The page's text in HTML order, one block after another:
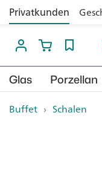
Privatkunden
Glas Porzellan
Buffet › Schalen